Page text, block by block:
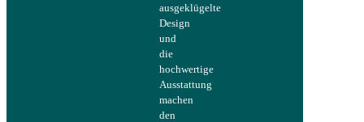
ausgeklügelte
Design
und
die
hochwertige
Ausstattung
machen
den